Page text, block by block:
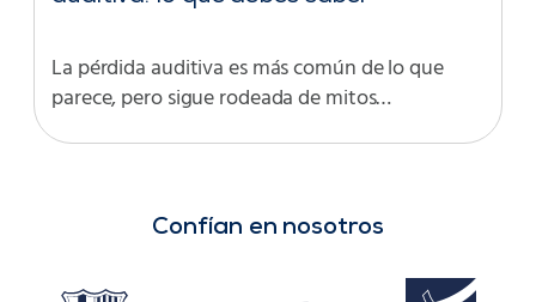
La pérdida auditiva es más común de lo que
parece, pero sigue rodeada de mitos…
Confían en nosotros